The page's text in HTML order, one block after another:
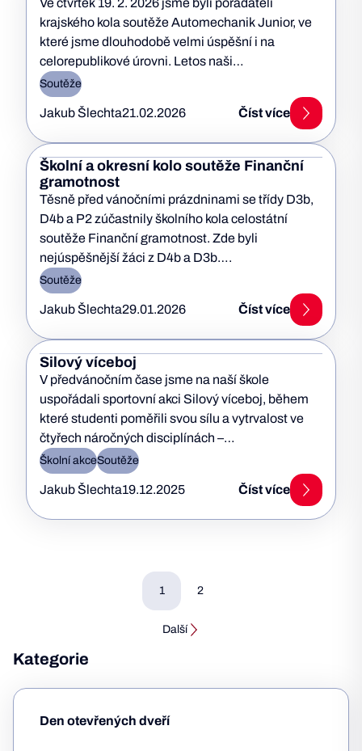
Ve čtvrtek 19. 2. 2026 jsme byli pořadateli
krajského kola soutěže Automechanik Junior, ve
které jsme dlouhodobě velmi úspěšní i na
celorepublikové úrovni. Letos naši…
Soutěže
Jakub Šlechta21.02.2026 Číst více
Školní a okresní kolo soutěže Finanční
gramotnost
Těsně před vánočními prázdninami se třídy D3b,
D4b a P2 zúčastnily školního kola celostátní
soutěže Finanční gramotnost. Zde byli
nejúspěšnější žáci z D4b a D3b….
Soutěže
Jakub Šlechta29.01.2026 Číst více
Silový víceboj
V předvánočním čase jsme na naší škole
uspořádali sportovní akci Silový víceboj, během
které studenti poměřili svou sílu a vytrvalost ve
čtyřech náročných disciplínách –…
Školní akceSoutěže
Jakub Šlechta19.12.2025 Číst více
1 2
Další
Kategorie
Den otevřených dveří